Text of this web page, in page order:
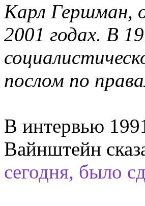
Карл Гершман,
2001 годах. В
послом по
В интервью
Вайнштейн
сегодня, было